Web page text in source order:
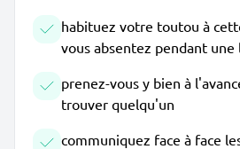
habituez votre toutou à
vous absentez pendant
prenez-vous y bien à
trouver quelqu'un
communiquez face à face